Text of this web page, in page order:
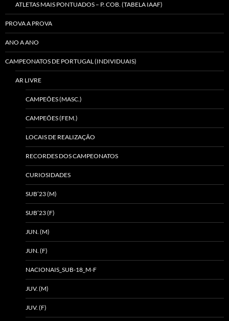
ATLETAS MAIS PONTUADOS – P. COB. (TABELA IAAF)
PROVA A PROVA
ANO A ANO
CAMPEONATOS DE PORTUGAL (INDIVIDUAIS)
AR LIVRE
CAMPEÕES (MASC.)
CAMPEÕES (FEM.)
LOCAIS DE REALIZAÇÃO
RECORDES DOS CAMPEONATOS
CURIOSIDADES
SUB’23 (M)
SUB’23 (F)
JUN. (M)
JUN. (F)
NACIONAIS_SUB-18_M-F
JUV. (M)
JUV. (F)